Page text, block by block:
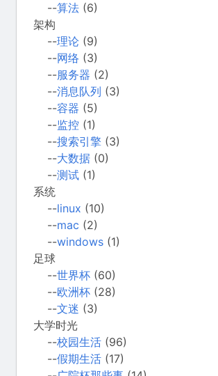
--算法 (6)
架构
--理论 (9)
--网络 (3)
--服务器 (2)
--消息队列 (3)
--容器 (5)
--监控 (1)
--搜索引擎 (3)
--大数据 (0)
--测试 (1)
系统
--linux (10)
--mac (2)
--windows (1)
足球
--世界杯 (60)
--欧洲杯 (28)
--文迷 (3)
大学时光
--校园生活 (96)
--假期生活 (17)